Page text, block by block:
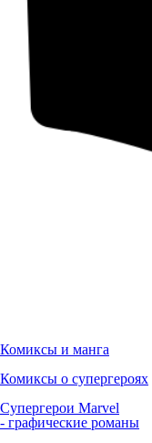
Комиксы и манга
Комиксы о супергероях
Супергерои Marvel
- графические романы